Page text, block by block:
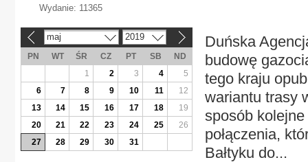
Duńska
budowę
tego kraju
wariantu trasy
sposób
połączenia,
Bałtyku do...
Wydanie: 11365
maj 2019
PN WT ŚR CZ PT SB
ND
1
2 3 4
5
6
7 8 9 10 11
12
13
14 15 16 17 18
19
20
21 22 23 24 25
26
27
28 29 30 31